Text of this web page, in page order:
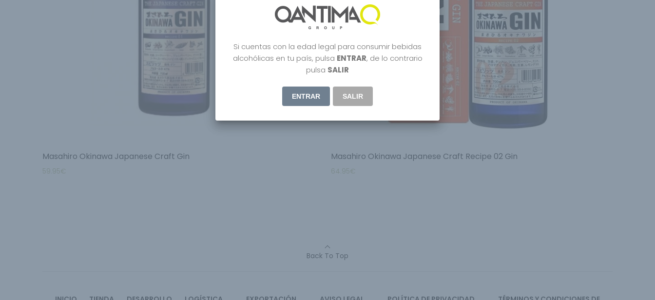
Masahiro Okinawa Japanese Craft Gin
59.95€
Masahiro Okinawa Japanese Craft Recipe 02 Gin
64.95€
Back To Top
Si cuentas con la edad legal para consumir bebidas
alcohólicas en tu país, pulsa ENTRAR, de lo contrario
pulsa SALIR
ENTRAR SALIR